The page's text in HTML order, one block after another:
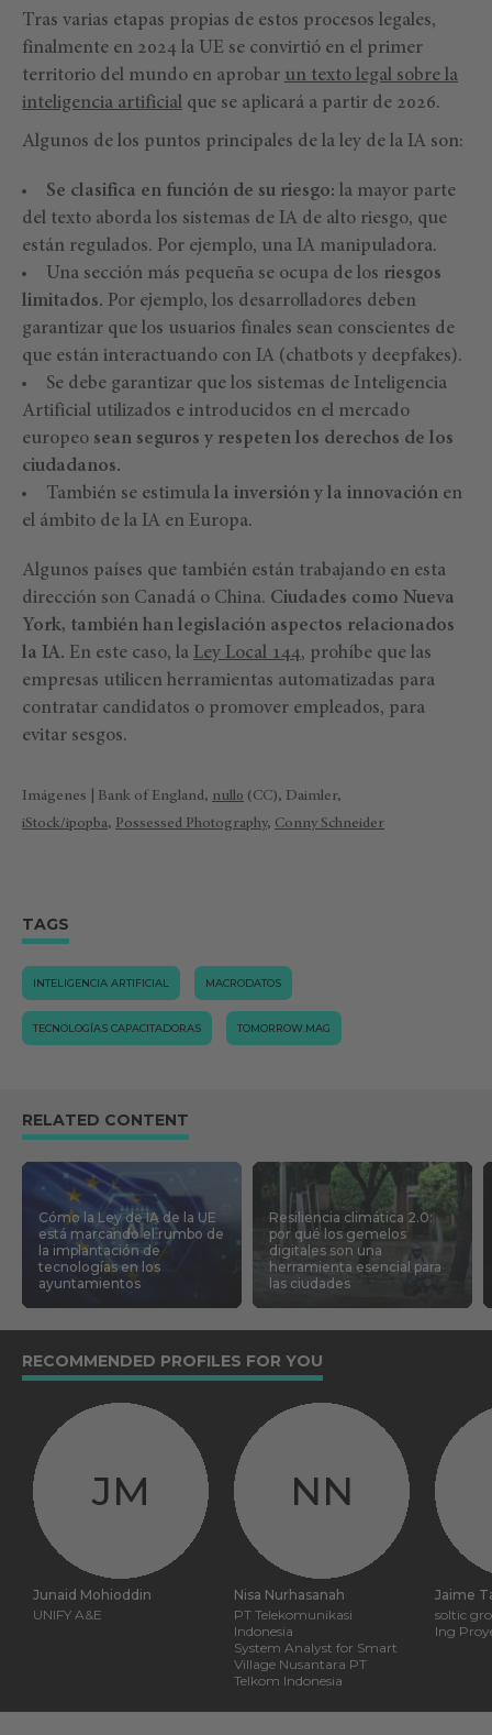
Tras varias etapas propias de estos procesos legales,
finalmente en 2024 la UE se convirtió en el primer
territorio del mundo en aprobar un texto legal sobre la
inteligencia artificial que se aplicará a partir de 2026.
Algunos de los puntos principales de la ley de la IA son:
Se clasifica en función de su riesgo: la mayor parte
del texto aborda los sistemas de IA de alto riesgo, que
están regulados. Por ejemplo, una IA manipuladora.
Una sección más pequeña se ocupa de los riesgos
limitados. Por ejemplo, los desarrolladores deben
garantizar que los usuarios finales sean conscientes de
que están interactuando con IA (chatbots y deepfakes).
Se debe garantizar que los sistemas de Inteligencia
Artificial utilizados e introducidos en el mercado
europeo sean seguros y respeten los derechos de los
ciudadanos.
También se estimula la inversión y la innovación en
el ámbito de la IA en Europa.
Algunos países que también están trabajando en esta
dirección son Canadá o China. Ciudades como Nueva
York, también han legislación aspectos relacionados
la IA. En este caso, la Ley Local 144, prohíbe que las
empresas utilicen herramientas automatizadas para
contratar candidatos o promover empleados, para
evitar sesgos.
Imágenes | Bank of England, null0 (CC), Daimler,
iStock/ipopba, Possessed Photography, Conny Schneider
TAGS
INTELIGENCIA ARTIFICIAL MACRODATOS
TECNOLOGÍAS CAPACITADORAS TOMORROW.MAG
RELATED CONTENT
Cómo la Ley de IA de la UE
está marcando el rumbo de
la implantación de
tecnologías en los
ayuntamientos
Resiliencia climática 2.0:
por qué los gemelos
digitales son una
herramienta esencial para
las ciudades
RECOMMENDED PROFILES FOR YOU
JM
Junaid Mohioddin
UNIFY A&E
NN
Nisa Nurhasanah
PT Telekomunikasi
Indonesia
System Analyst for Smart
Village Nusantara PT
Telkom Indonesia
Jaime
soltic
Ing